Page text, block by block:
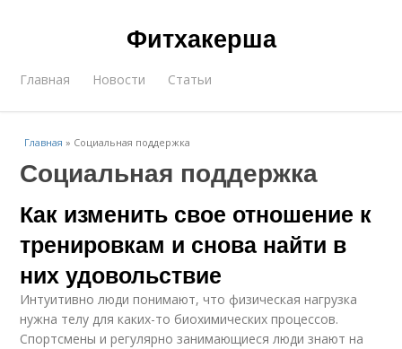
Фитхакерша
Главная Новости Статьи
Главная » Социальная поддержка
Социальная поддержка
Как изменить свое отношение к
тренировкам и снова найти в
них удовольствие
Интуитивно люди понимают, что физическая нагрузка
нужна телу для каких-то биохимических процессов.
Спортсмены и регулярно занимающиеся люди знают на